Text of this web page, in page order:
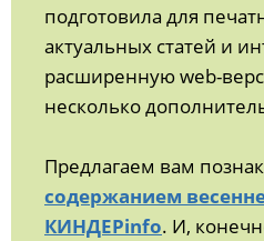
подготовила для
актуальных статей и
расширенную web-
несколько
Предлагаем вам
содержанием
КИНДЕРinfo. И,